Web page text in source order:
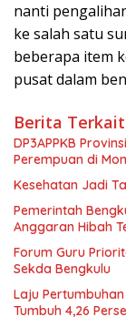
nanti
ke salah satu
beberapa item
pusat dalam
Berita Terkait
DP3APPKB
Perempuan di
Kesehatan Jadi
Pemerintah
Anggaran Hibah
Forum Guru
Sekda Bengkulu
Laju
Tumbuh 4,26